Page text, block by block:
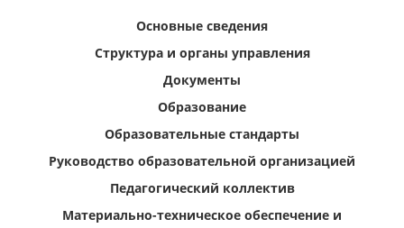
Основные сведения
Структура и органы управления
Документы
Образование
Образовательные стандарты
Руководство образовательной организацией
Педагогический коллектив
Материально-техническое обеспечение и